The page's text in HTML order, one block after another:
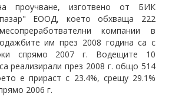
проучване, изготвено от БИК
ЕООД, което обхваща 222
компании в
им през 2008 година са с
спрямо 2007 г. Водещите 10
реализирали през 2008 г. общо 514
е прираст с 23.4%, срещу 29.1%
2006 г.